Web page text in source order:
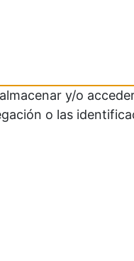
y/o
o las